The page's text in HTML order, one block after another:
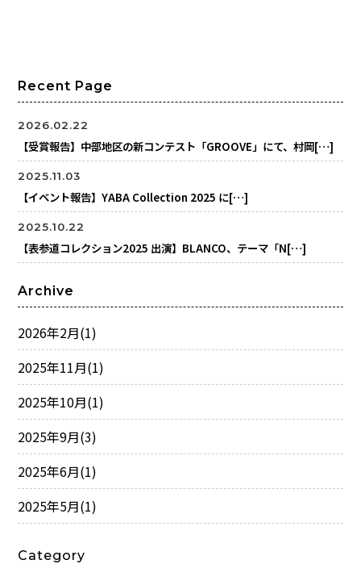
Recent Page
2026.02.22
【受賞報告】中部地区の新コンテスト「GROOVE」にて、村岡[…]
2025.11.03
【イベント報告】YABA Collection 2025 に[…]
2025.10.22
【表参道コレクション2025 出演】BLANCO、テーマ「N[…]
Archive
2026年2月(1)
2025年11月(1)
2025年10月(1)
2025年9月(3)
2025年6月(1)
2025年5月(1)
Category